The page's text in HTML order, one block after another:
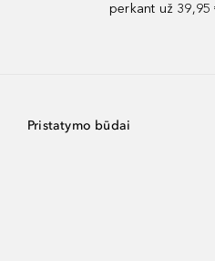
perkant už 39,95
Pristatymo būdai